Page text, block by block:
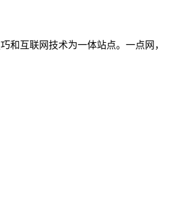
和互联网技术为一体站点。一点网，